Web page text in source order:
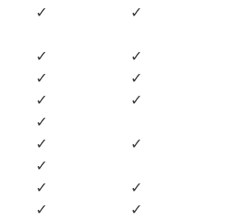
✓
✓
✓
✓
✓
✓
✓
✓
✓
✓
✓
✓
✓
✓
✓
✓